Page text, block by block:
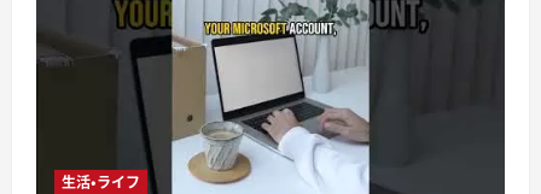
生活・ライフ